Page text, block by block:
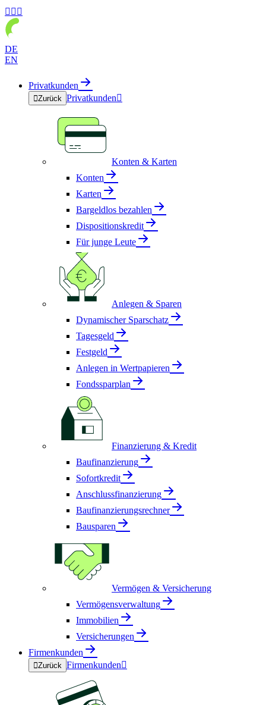
  
DE
EN
Privatkunden
Zurück Privatkunden
Konten & Karten
Konten
Karten
Bargeldlos bezahlen
Dispositionskredit
Für junge Leute
Anlegen & Sparen
Dynamischer Sparschatz
Tagesgeld
Festgeld
Anlegen in Wertpapieren
Fondssparplan
Finanzierung & Kredit
Baufinanzierung
Sofortkredit
Anschlussfinanzierung
Baufinanzierungsrechner
Bausparen
Vermögen & Versicherung
Vermögensverwaltung
Immobilien
Versicherungen
Firmenkunden
Zurück Firmenkunden